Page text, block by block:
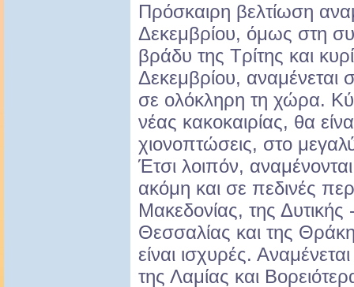
Πρόσκαιρη βελτίωση
Δεκεμβρίου, όμως στη
βράδυ της Τρίτης και
Δεκεμβρίου, αναμένεται
σε ολόκληρη τη χώρα.
νέας κακοκαιρίας, θα
χιονοπτώσεις, στο
Έτσι λοιπόν,
ακόμη και σε πεδινές
Μακεδονίας, της Δυτικής
Θεσσαλίας και της
είναι ισχυρές.
της Λαμίας και